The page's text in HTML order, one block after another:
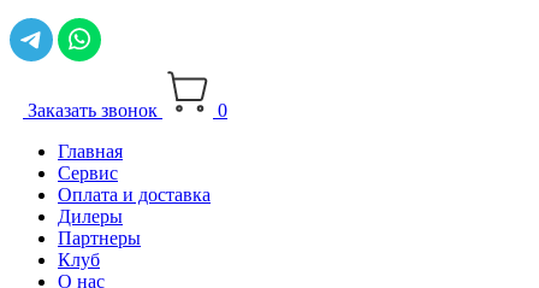
Заказать звонок
0
Главная
Сервис
Оплата и доставка
Дилеры
Партнеры
Клуб
О нас